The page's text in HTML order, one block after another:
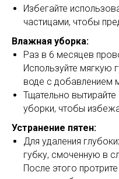
Избегайте
частицами, чтобы
Влажная уборка:
Раз в 6 месяцев
Используйте мягкую
воде с добавлением
Тщательно
уборки, чтобы
Устранение пятен:
Для удаления
губку, смоченную в
После этого